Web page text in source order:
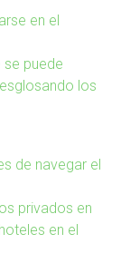
en el
se puede
los
de navegar el
privados en
en el